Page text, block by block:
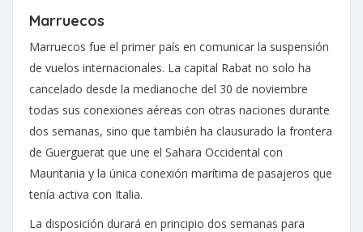
Marruecos
Marruecos fue el primer país en comunicar la suspensión
de vuelos internacionales. La capital Rabat no solo ha
cancelado desde la medianoche del 30 de noviembre
todas sus conexiones aéreas con otras naciones durante
dos semanas, sino que también ha clausurado la frontera
de Guerguerat que une el Sahara Occidental con
Mauritania y la única conexión marítima de pasajeros que
tenía activa con Italia.
La disposición durará en principio dos semanas para